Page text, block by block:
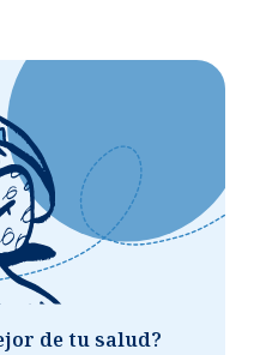
de tu salud?